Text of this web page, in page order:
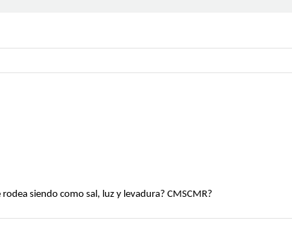
siendo como sal, luz y levadura? CMSCMR?